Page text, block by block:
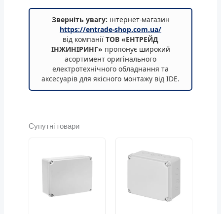
Зверніть увагу: інтернет-магазин
https://entrade-shop.com.ua/
від компанії ТОВ «ЕНТРЕЙД
ІНЖИНІРИНГ» пропонує широкий
асортимент оригінального
електротехнічного обладнання та
аксесуарів для якісного монтажу від IDE.
Супутні товари